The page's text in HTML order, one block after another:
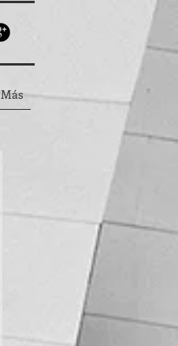
Más